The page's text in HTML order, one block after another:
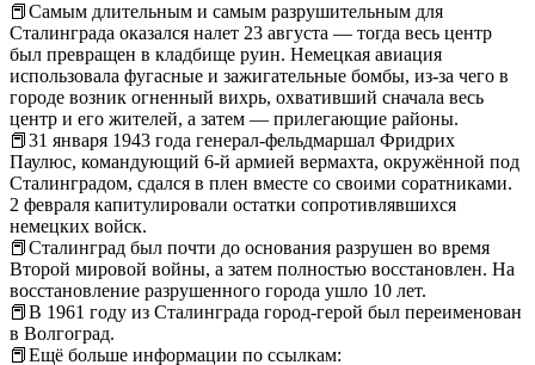
📕Самым длительным и самым разрушительным для
Сталинграда оказался налет 23 августа — тогда весь центр
был превращен в кладбище руин. Немецкая авиация
использовала фугасные и зажигательные бомбы, из-за чего в
городе возник огненный вихрь, охвативший сначала весь
центр и его жителей, а затем — прилегающие районы.
📕31 января 1943 года генерал-фельдмаршал Фридрих
Паулюс, командующий 6-й армией вермахта, окружённой под
Сталинградом, сдался в плен вместе со своими соратниками.
2 февраля капитулировали остатки сопротивлявшихся
немецких войск.
📕Сталинград был почти до основания разрушен во время
Второй мировой войны, а затем полностью восстановлен. На
восстановление разрушенного города ушло 10 лет.
📕В 1961 году из Сталинграда город-герой был переименован
в Волгоград.
📕Ещё больше информации по ссылкам: